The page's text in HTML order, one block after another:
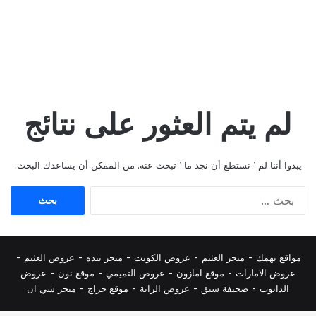
لم يتم العثور على نتائج
يبدوا أننا لم ’ نستطع أن نجد ما ’ تبحث عنه. من الممكن أن يساعدك البحث.
مواقع تهمك - متجر العثيم - عروض الكويت - متجر بنده - عروض العثيم -
عروض الامارات - موقع امازون - عروض التميمي - موقع نون - عروض
الدانوب - صحيفة سبق - عروض الراية - موقع حراج - متجر شي ان